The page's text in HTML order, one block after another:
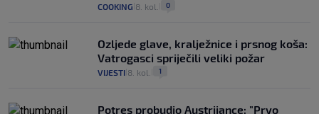
COOKING 8. kol. 0
Ozljede glave, kralježnice i prsnog koša:
Vatrogasci spriječili veliki požar
VIJESTI 8. kol. 1
Potres probudio Austrijance: "Prvo